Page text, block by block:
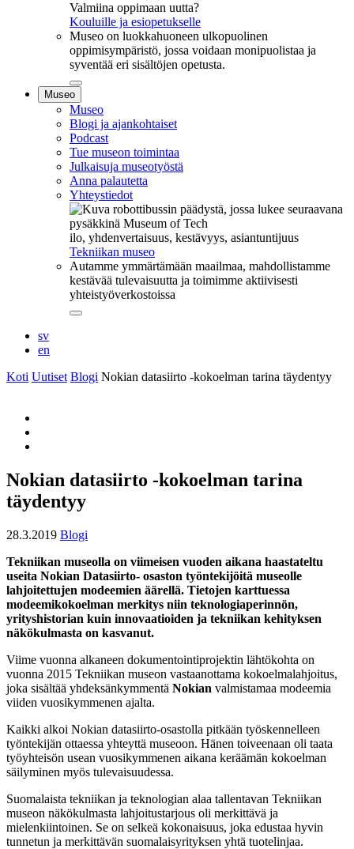
Valmiina oppimaan uutta?
Kouluille ja esiopetukselle
Museo on luokkahuoneen ulkopuolinen
oppimisympäristö, jossa voidaan monipuolistaa ja
syventää eri sisältöjen opetusta.
Sulje
alavalikko
Museo
Museo
Blogi ja ajankohtaiset
Podcast
Tue museon toimintaa
Julkaisuja museotyöstä
Anna palautetta
Yhteystiedot
ilo, yhdenvertaisuus, kestävyys, asiantuntijuus
Tekniikan museo
Autamme ymmärtämään maailmaa, mahdollistamme
kestävää tulevaisuutta ja toimimme aktiivisesti
yhteistyöverkostoissa
Sulje
sv
en
Koti Uutiset Blogi Nokian datasiirto -kokoelman tarina täydentyy
whatsapp
Nokian datasiirto -kokoelman tarina
täydentyy
28.3.2019 Blogi
Tekniikan museolla on viimeisen vuoden aikana haastateltu
useita Nokian Datasiirto- osaston työntekijöitä museolle
lahjoitettujen modeemien äärellä. Tietojen karttuessa
modeemikokoelman merkitys niin teknologiaperinnön,
yrityshistorian kuin innovaatioiden ja tekniikan kehityksen
näkökulmasta on kasvanut.
Viime vuonna alkaneen dokumentointiprojektin lähtökohta on
vuonna 2015 Tekniikan museon vastaanottama kokoelmalahjoitus,
joka sisältää yhdeksänkymmentä Nokian valmistamaa modeemia
viiden vuosikymmenen ajalta.
Kaikki alkoi Nokian datasiirto-osastolla pitkään työskennelleen
työntekijän ottaessa yhteyttä museoon. Hänen toiveenaan oli taata
työyhteisön usean vuosikymmenen aikana keräämän kokoelman
säilyminen myös tulevaisuudessa.
Suomalaista tekniikan ja teknologian alaa tallentavan Tekniikan
museon näkökulmasta lahjoitustarjous oli merkittävä ja
mielenkiintoinen. Se on selkeä kokonaisuus, joka edustaa hyvin
tunnetun ja merkittävän suomalaisyrityksen yhtä tuotelinjaa.